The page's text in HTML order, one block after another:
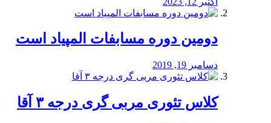
دومین دوره مسابفات المپیاد است
دسامبر 19, 2019
کلاس تئوری مربی گری درجه ۳ آقا